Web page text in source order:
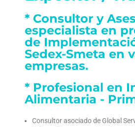
* Consultor y
especialista en
de
Sedex-Smeta en
empresas.
* Profesional en
Alimentaria -
Consultor asociado de Global